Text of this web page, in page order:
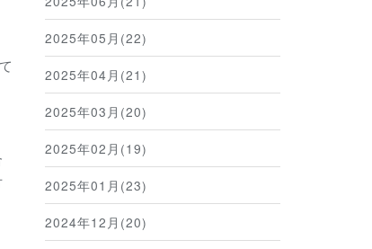
2025年05月(22)
2025年04月(21)
2025年03月(20)
2025年02月(19)
2025年01月(23)
2024年12月(20)